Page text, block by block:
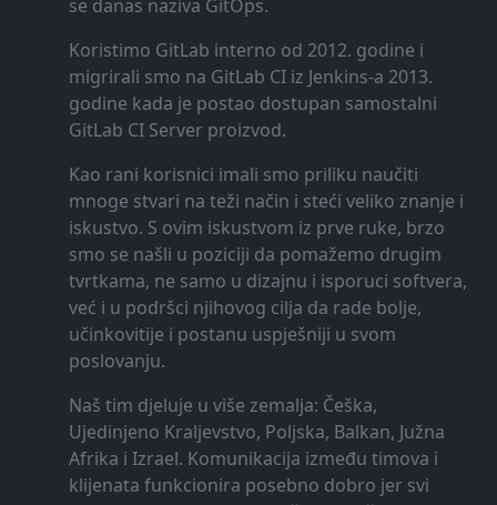
se danas naziva GitOps.
Koristimo GitLab interno od 2012. godine i
migrirali smo na GitLab CI iz Jenkins-a 2013.
godine kada je postao dostupan samostalni
GitLab CI Server proizvod.
Kao rani korisnici imali smo priliku naučiti
mnoge stvari na teži način i steći veliko znanje i
iskustvo. S ovim iskustvom iz prve ruke, brzo
smo se našli u poziciji da pomažemo drugim
tvrtkama, ne samo u dizajnu i isporuci softvera,
već i u podršci njihovog cilja da rade bolje,
učinkovitije i postanu uspješniji u svom
poslovanju.
Naš tim djeluje u više zemalja: Češka,
Ujedinjeno Kraljevstvo, Poljska, Balkan, Južna
Afrika i Izrael. Komunikacija između timova i
klijenata funkcionira posebno dobro jer svi